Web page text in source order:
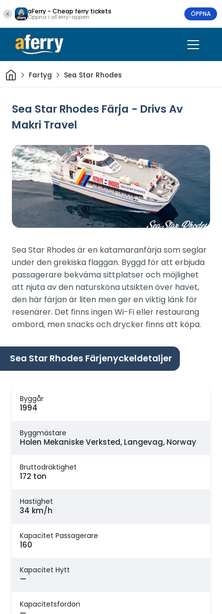
aFerry - Cheap ferry tickets
Öppna i aFerry-appen ÖPPNA
HemFartyg Sea Star Rhodes
Sea Star Rhodes Färja - Drivs Av
Makri Travel
Sea Star Rhodes är en katamaranfärja som seglar
under den grekiska flaggan. Byggd för att erbjuda
passagerare bekväma sittplatser och möjlighet
att njuta av den natursköna utsikten över havet,
den här färjan är liten men ger en viktig länk för
resenärer. Det finns ingen Wi-Fi eller restaurang
ombord, men snacks och drycker finns att köpa.
Sea Star Rhodes Färjenyckeldetaljer
Byggår
1994
Byggmästare
Holen Mekaniske Verksted, Langevag, Norway
Bruttodräktighet
172 ton
Hastighet
34 km/h
Kapacitet Passagerare
160
Kapacitet Hytt
—
Kapacitetsfordon